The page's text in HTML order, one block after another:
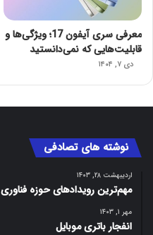
معرفی سری آیفون 17؛ ویژگی‌ها و
قابلیت‌هایی که نمی‌دانستید
دی ۷, ۱۴۰۴
نوشته های تصادفی
اردیبهشت ۲۸, ۱۴۰۳
مهم‌ترین رویدادهای حوزه فناوری
مهر ۱, ۱۴۰۳
انفجار باتری موبایل